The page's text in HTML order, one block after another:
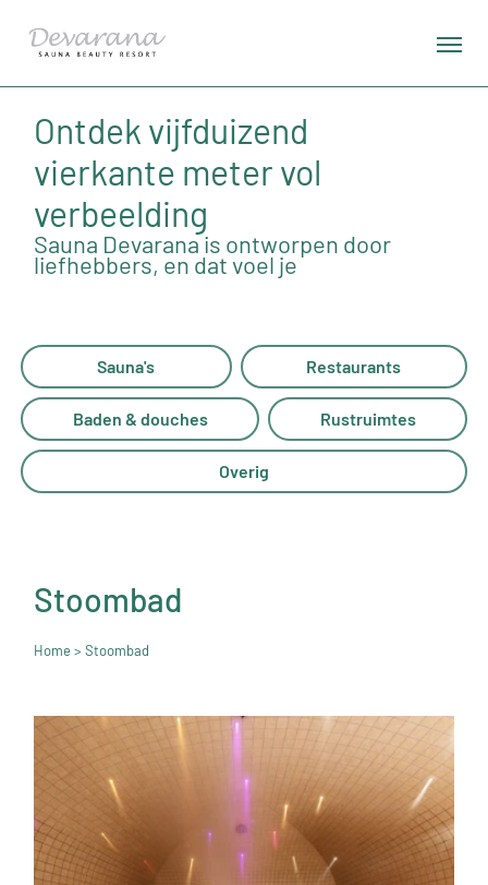
Ontdek vijfduizend
vierkante meter vol
verbeelding
Sauna Devarana is ontworpen door
liefhebbers, en dat voel je
Sauna's Restaurants
Baden & douches Rustruimtes
Overig
Stoombad
Home> Stoombad